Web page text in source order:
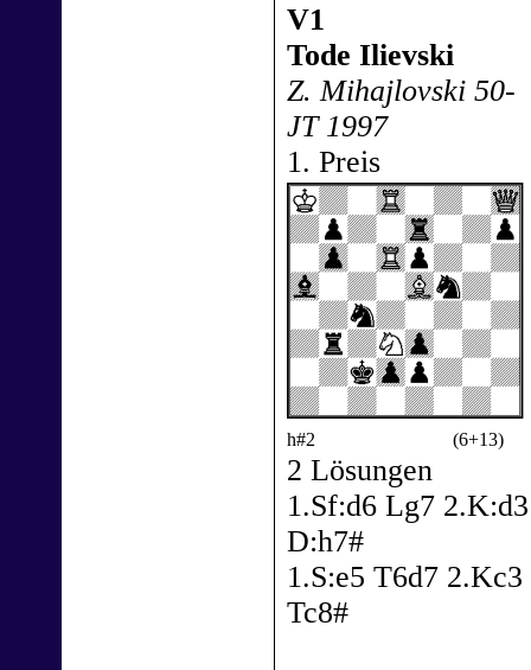
V1
Tode Ilievski
Z. Mihajlovski 50-
JT 1997
1. Preis
h#2 (6+13)
2 Lösungen
1.Sf:d6 Lg7 2.K:d3
D:h7#
1.S:e5 T6d7 2.Kc3
Tc8#